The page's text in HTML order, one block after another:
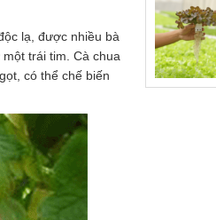
lạ, được nhiều bà
trái tim. Cà chua
có thể chế biến